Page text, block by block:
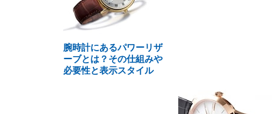
腕時計にあるパワーリザ
ーブとは？その仕組みや
必要性と表示スタイル